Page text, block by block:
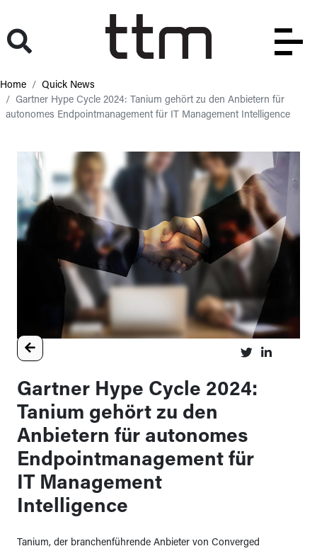
Home
Quick News
Gartner Hype Cycle 2024: Tanium gehört zu den Anbietern für
autonomes Endpointmanagement für IT Management Intelligence
Gartner Hype Cycle 2024:
Tanium gehört zu den
Anbietern für autonomes
Endpointmanagement für
IT Management
Intelligence
Tanium, der branchenführende Anbieter von Converged